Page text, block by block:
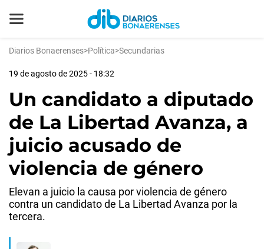
Diarios Bonaerenses>Política>Secundarias
19 de agosto de 2025 - 18:32
Un candidato a diputado
de La Libertad Avanza, a
juicio acusado de
violencia de género
Elevan a juicio la causa por violencia de género
contra un candidato de La Libertad Avanza por la
tercera.